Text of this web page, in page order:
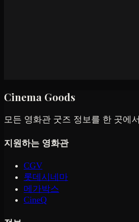
Cinema Goods
모든 영화관 굿즈 정보를 한 곳에서
지원하는 영화관
CGV
롯데시네마
메가박스
CineQ